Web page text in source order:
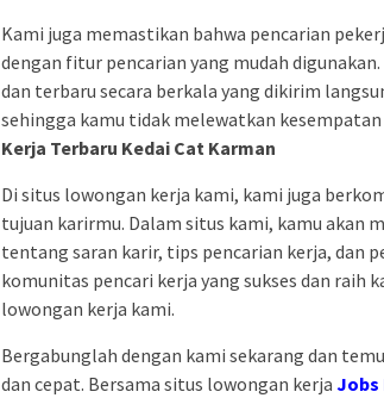
Kami juga memastikan bahwa pencarian
dengan fitur pencarian yang mudah
dan terbaru secara berkala yang dikirim
sehingga kamu tidak melewatkan
Kerja Terbaru Kedai Cat Karman
Di situs lowongan kerja kami, kami juga
tujuan karirmu. Dalam situs kami, kamu
tentang saran karir, tips pencarian kerja, dan
komunitas pencari kerja yang sukses dan raih
lowongan kerja kami.
Bergabunglah dengan kami sekarang dan
dan cepat. Bersama situs lowongan kerja Jobs